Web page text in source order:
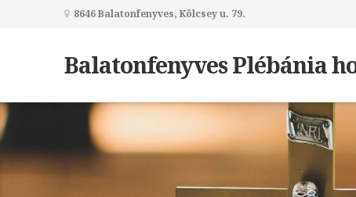
8646 Balatonfenyves, Kölcsey u. 79.
Balatonfenyves Plébánia